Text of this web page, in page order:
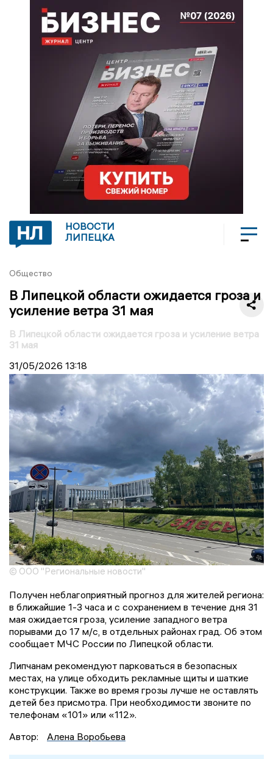
НОВОСТИ
ЛИПЕЦКА
Общество
В Липецкой области ожидается гроза и
усиление ветра 31 мая
В Липецкой области ожидается гроза и усиление ветра
31 мая
31/05/2026 13:18
© ООО "Региональные новости"
Получен неблагоприятный прогноз для жителей региона:
в ближайшие 1-3 часа и с сохранением в течение дня 31
мая ожидается гроза, усиление западного ветра
порывами до 17 м/с, в отдельных районах град. Об этом
сообщает МЧС России по Липецкой области.
Липчанам рекомендуют парковаться в безопасных
местах, на улице обходить рекламные щиты и шаткие
конструкции. Также во время грозы лучше не оставлять
детей без присмотра. При необходимости звоните по
телефонам «101» или «112».
Автор:
Алена Воробьева